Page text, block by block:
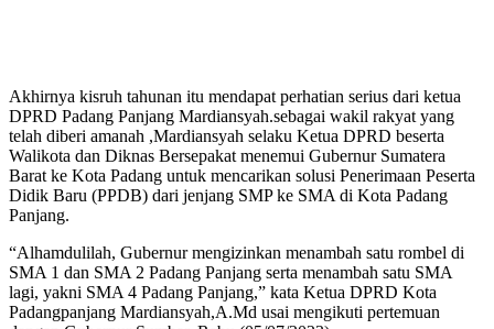
Akhirnya kisruh tahunan itu mendapat perhatian serius dari ketua
DPRD Padang Panjang Mardiansyah.sebagai wakil rakyat yang
telah diberi amanah ,Mardiansyah selaku Ketua DPRD beserta
Walikota dan Diknas Bersepakat menemui Gubernur Sumatera
Barat ke Kota Padang untuk mencarikan solusi Penerimaan Peserta
Didik Baru (PPDB) dari jenjang SMP ke SMA di Kota Padang
Panjang.
“Alhamdulilah, Gubernur mengizinkan menambah satu rombel di
SMA 1 dan SMA 2 Padang Panjang serta menambah satu SMA
lagi, yakni SMA 4 Padang Panjang,” kata Ketua DPRD Kota
Padangpanjang Mardiansyah,A.Md usai mengikuti pertemuan